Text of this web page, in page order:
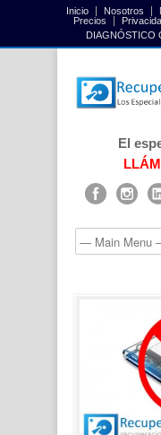
Inicio Nosotros
Precios
DIAGNÓSTICO
El